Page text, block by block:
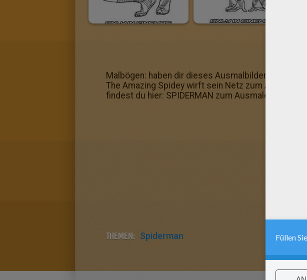
Malbögen: haben dir dieses Ausmalbilder gefallen?
The Amazing Spidey wirft sein Netz zum
findest du hier: SPIDERMAN zum Ausmalen!
THEMEN: Spiderman